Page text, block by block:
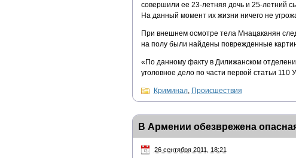
совершили ее 23-летняя дочь и 25-летний
На данный момент их жизни ничего не
При внешнем осмотре тела Мнацаканян
на полу были найдены поврежденные
«По данному факту в Дилижанском
уголовное дело по части первой статьи 110
Криминал, Происшествия
В Армении обезврежена
26 сентября 2011, 18:21